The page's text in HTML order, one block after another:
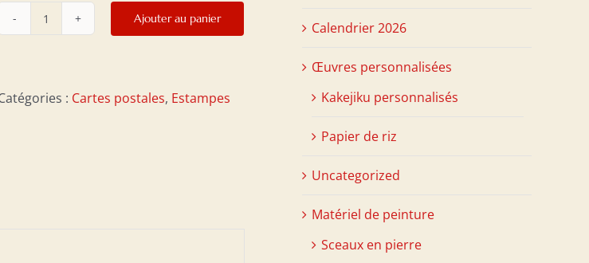
quantité
postale
Ajouter au panier
: Cartes postales, Estampes
Calendrier 2026
Œuvres personnalisées
Kakejiku personnalisés
Papier de riz
Uncategorized
Matériel de peinture
Sceaux en pierre